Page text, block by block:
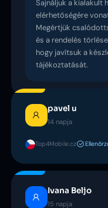
Sajnáljuk a kialakult
elérhetőségére
Megértjük
és a rendelés
hogy javítsuk a
tájékoztatását.
pavel u
14 napja
Top4Mobile.cz
Ivana Beljo
15 napja